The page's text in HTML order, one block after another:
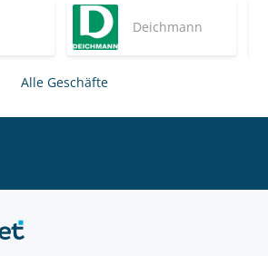
Deichmann
Alle Geschäfte